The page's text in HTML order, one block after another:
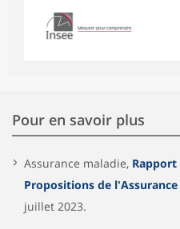
Pour en savoir plus
Assurance maladie, Rapport
Propositions de
juillet 2023.